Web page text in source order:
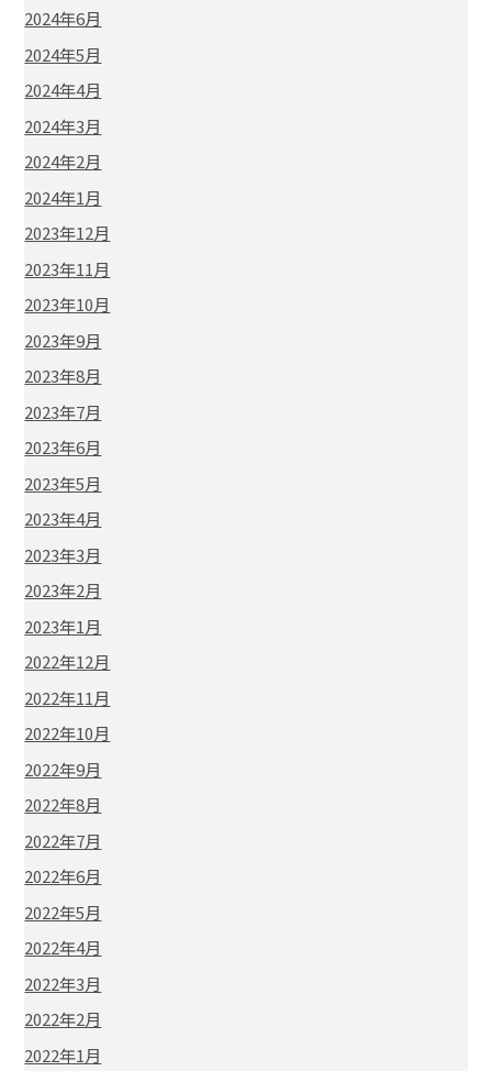
2024年6月
2024年5月
2024年4月
2024年3月
2024年2月
2024年1月
2023年12月
2023年11月
2023年10月
2023年9月
2023年8月
2023年7月
2023年6月
2023年5月
2023年4月
2023年3月
2023年2月
2023年1月
2022年12月
2022年11月
2022年10月
2022年9月
2022年8月
2022年7月
2022年6月
2022年5月
2022年4月
2022年3月
2022年2月
2022年1月